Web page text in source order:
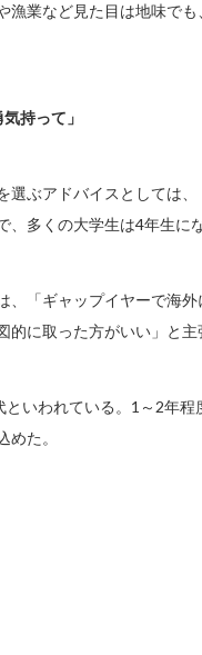
漁業など見た目は地味で
持って」
選ぶアドバイスとしては
、多くの大学生は4年生に
、「ギャップイヤーで海
的に取った方がいい」と主
といわれている。1～2年
めた。